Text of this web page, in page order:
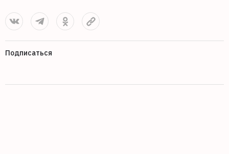
Подписаться